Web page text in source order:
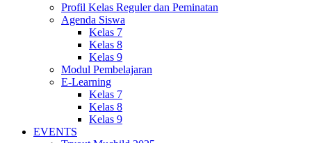
Profil Kelas Reguler dan Peminatan
Agenda Siswa
Kelas 7
Kelas 8
Kelas 9
Modul Pembelajaran
E-Learning
Kelas 7
Kelas 8
Kelas 9
EVENTS